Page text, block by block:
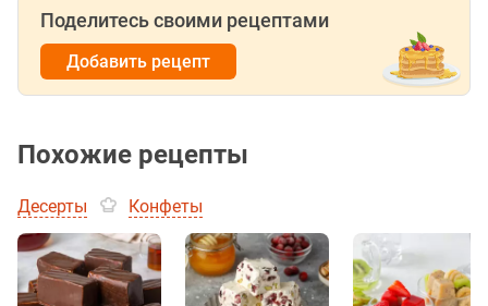
Поделитесь своими рецептами
Добавить рецепт
Похожие рецепты
Десерты Конфеты